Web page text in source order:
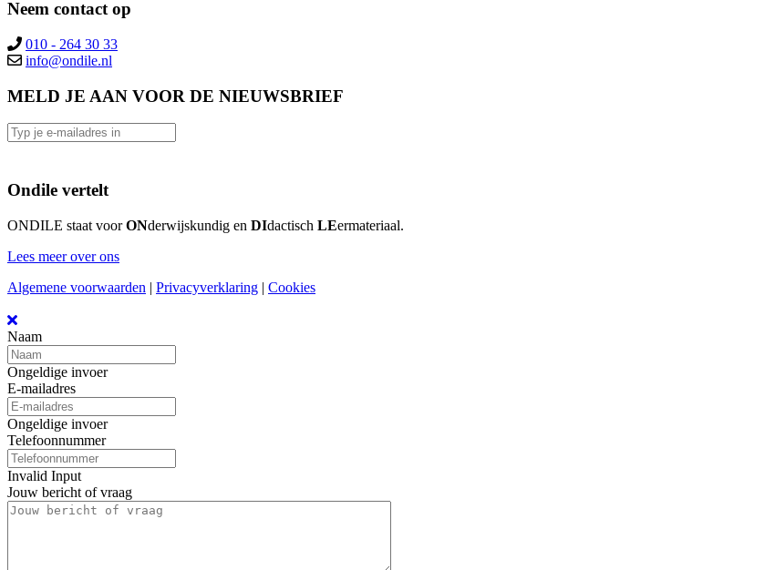
Neem contact op
010 - 264 30 33
info@ondile.nl
MELD JE AAN VOOR DE NIEUWSBRIEF
Ondile vertelt
ONDILE staat voorONderwijskundig en DIdactisch LEermateriaal.
Lees meer over ons
Algemene voorwaarden | Privacyverklaring | Cookies
Naam
Ongeldige invoer
E-mailadres
Ongeldige invoer
Telefoonnummer
Invalid Input
Jouw bericht of vraag